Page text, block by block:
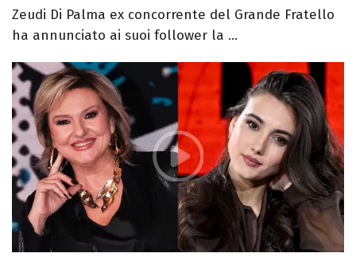
Zeudi Di Palma ex concorrente del Grande Fratello
ha annunciato ai suoi follower la ...